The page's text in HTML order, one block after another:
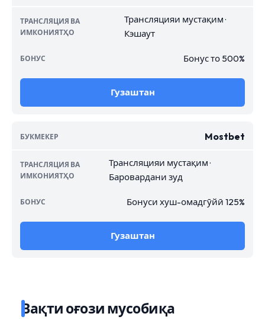
Трансляцияи мустақим ·
Кэшаут
Бонус то 500%
Гузаштан
Mostbet
Трансляцияи мустақим ·
Баровардани зуд
Бонуси хуш-омадгӯйӣ 125%
Гузаштан
Вақти оғози мусобиқа